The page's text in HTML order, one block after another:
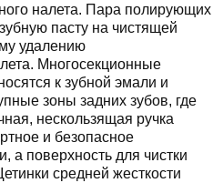
налета. Пара полирующих
пасту на чистящей
удалению
Многосекционные
к зубной эмали и
зоны задних зубов, где
нескользящая ручка
и безопасное
а поверхность для чистки
средней жесткости